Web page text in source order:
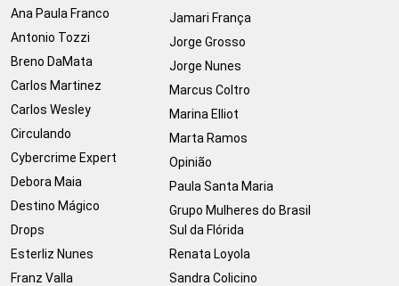
Ana Paula Franco
Antonio Tozzi
Breno DaMata
Carlos Martinez
Carlos Wesley
Circulando
Cybercrime Expert
Debora Maia
Destino Mágico
Drops
Esterliz Nunes
Franz Valla
Jamari França
Jorge Grosso
Jorge Nunes
Marcus Coltro
Marina Elliot
Marta Ramos
Opinião
Paula Santa Maria
Grupo Mulheres do Brasil
Sul da Flórida
Renata Loyola
Sandra Colicino